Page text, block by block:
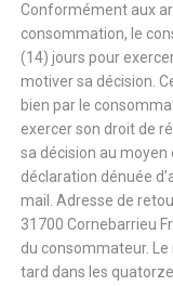
Conformément aux
consommation, le
(14) jours pour
motiver sa décision.
bien par le
exercer son droit de
sa décision au
déclaration dénuée
mail. Adresse de
31700 Cornebarrieu
du consommateur.
tard dans les